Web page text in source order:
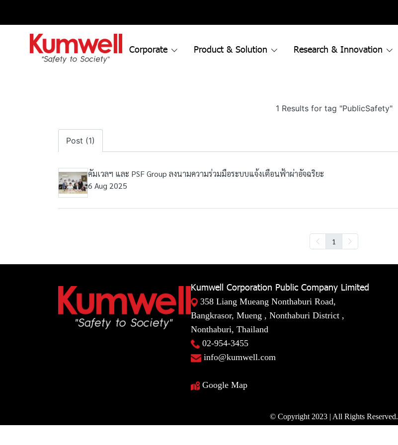
Corporate Product & Solution Research & Innovation
1 Results for tag "PublicSafety"
Post (1)
คัมเวลฯ และ PSF Group ลงนามความร่วมมือระบบแจ้งเตือนฟ้าผ่าอัจฉริยะ
6 Aug 2025
1
Kumwell Corporation Public Company Limited
358 Liang Mueang Nonthaburi Road,
Bangkrasor, Mueng , Nonthaburi District ,
Nonthaburi, Thailand
02-954-3455
info@kumwell.com
Google Map
© Copyright 2023 | All Rights Reserved.